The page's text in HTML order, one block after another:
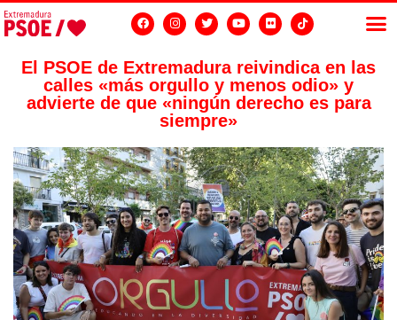
El PSOE de Extremadura reivindica en las
calles «más orgullo y menos odio» y
advierte de que «ningún derecho es para
siempre»